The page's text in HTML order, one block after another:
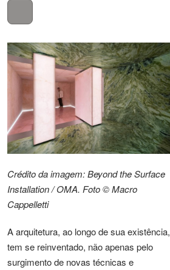
Copy link
Crédito da imagem: Beyond the Surface
Installation / OMA. Foto © Macro
Cappelletti
A arquitetura, ao longo de sua existência,
tem se reinventado, não apenas pelo
surgimento de novas técnicas e